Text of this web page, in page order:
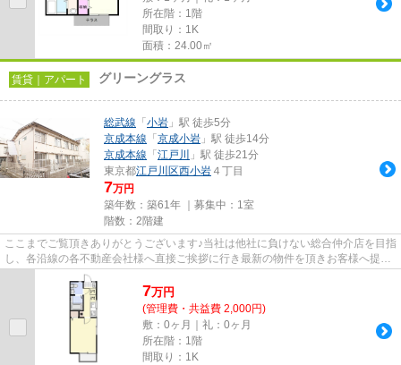
所在階：1階
間取り：1K
面積：24.00㎡
賃貸｜アパート グリーングラス
総武線 「 小岩 」駅 徒歩5分
京成本線 「 京成小岩 」駅 徒歩14分
京成本線 「 江戸川
」駅 徒歩21分
東京都江戸川区西小岩 ４丁目
7万円
築年数：築61年 ｜募集中： 1室
階数：2階建
ここまでご覧頂きありがとうございます♪当社は他社に負けない総合仲介店を目指
し、各沿線の各不動産会社様へ直接ご挨拶に行き最新の物件を頂きお客様へ提供
しております！最新の情報は...
7万円
(管理費・共益費 2,000円)
敷：0ヶ月｜礼：0ヶ月
所在階：1階
間取り：1K